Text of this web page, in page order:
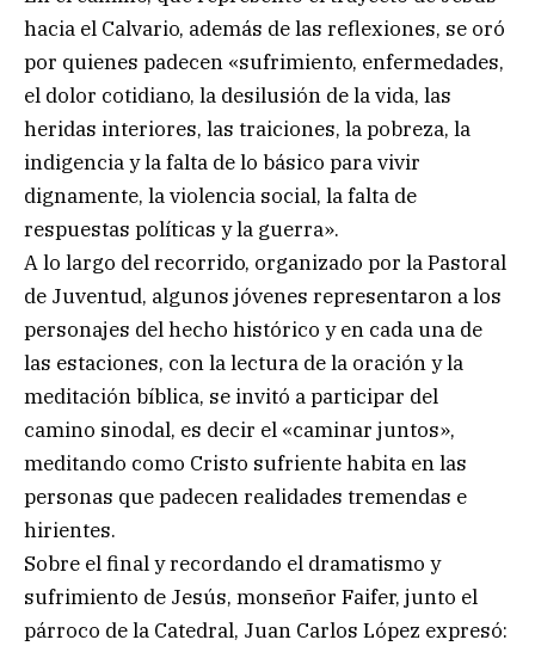
hacia el Calvario, además de las reflexiones, se oró
por quienes padecen «sufrimiento, enfermedades,
el dolor cotidiano, la desilusión de la vida, las
heridas interiores, las traiciones, la pobreza, la
indigencia y la falta de lo básico para vivir
dignamente, la violencia social, la falta de
respuestas políticas y la guerra».
A lo largo del recorrido, organizado por la Pastoral
de Juventud, algunos jóvenes representaron a los
personajes del hecho histórico y en cada una de
las estaciones, con la lectura de la oración y la
meditación bíblica, se invitó a participar del
camino sinodal, es decir el «caminar juntos»,
meditando como Cristo sufriente habita en las
personas que padecen realidades tremendas e
hirientes.
Sobre el final y recordando el dramatismo y
sufrimiento de Jesús, monseñor Faifer, junto el
párroco de la Catedral, Juan Carlos López expresó: